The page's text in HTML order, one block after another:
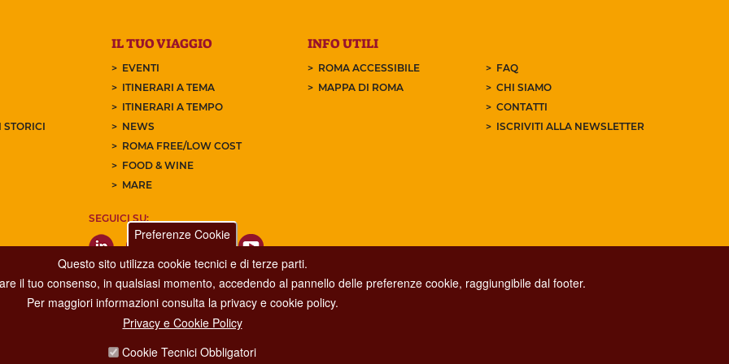
STORICI
IL TUO VIAGGIO
EVENTI
ITINERARI A TEMA
ITINERARI A TEMPO
NEWS
ROMA FREE/LOW COST
FOOD & WINE
MARE
INFO UTILI
ROMA ACCESSIBILE
MAPPA DI ROMA
FAQ
CHI SIAMO
CONTATTI
ISCRIVITI ALLA NEWSLETTER
SEGUICI SU:
Dipartimento Grandi Eventi, Sport, Turismo e Moda.
Via di San Basilio, 51
Preferenze Cookie
Questo sito utilizza cookie tecnici e di terze parti.
il tuo consenso, in qualsiasi momento, accedendo al pannello delle preferenze cookie, raggiungibile dal footer.
Per maggiori informazioni consulta la privacy e cookie policy.
Privacy e Cookie Policy
Cookie Tecnici Obbligatori